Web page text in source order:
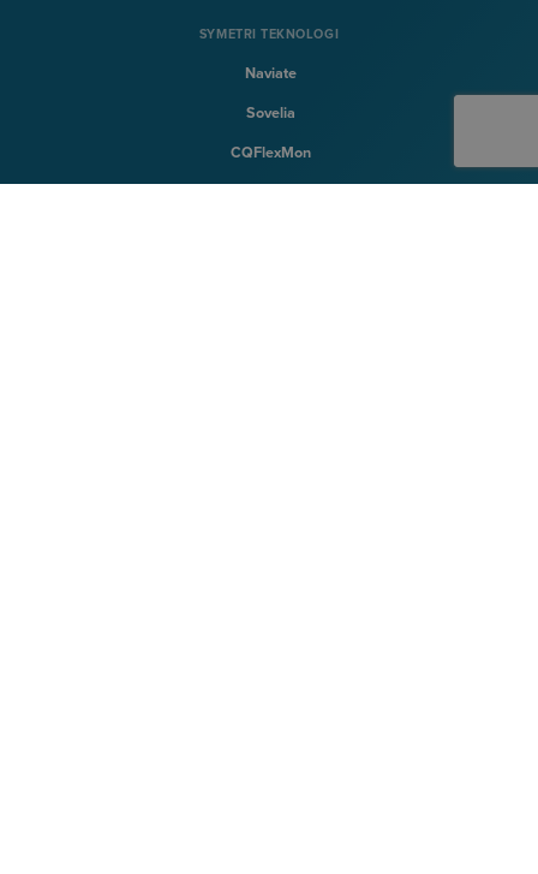
SYMETRI TEKNOLOGI
Naviate
Sovelia
CQFlexMon